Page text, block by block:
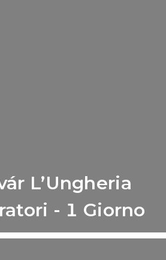
L’Ungheria
- 1 Giorno